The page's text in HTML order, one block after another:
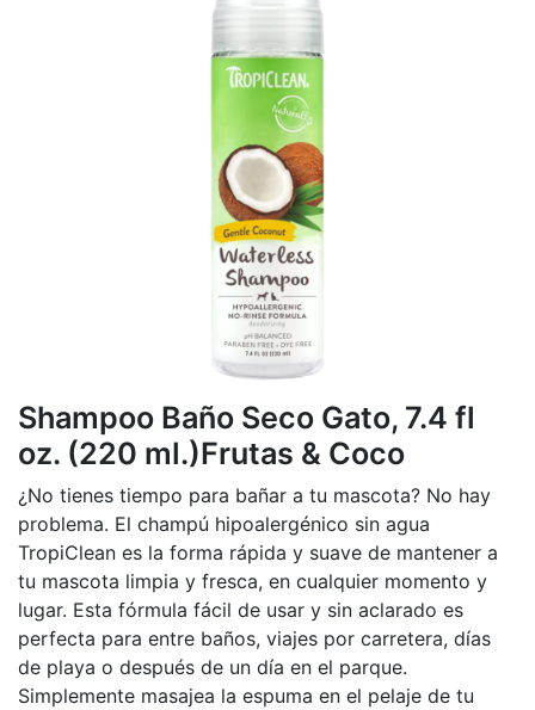
Shampoo Baño Seco Gato, 7.4 fl
oz. (220 ml.)Frutas & Coco
¿No tienes tiempo para bañar a tu mascota? No hay
problema. El champú hipoalergénico sin agua
TropiClean es la forma rápida y suave de mantener a
tu mascota limpia y fresca, en cualquier momento y
lugar. Esta fórmula fácil de usar y sin aclarado es
perfecta para entre baños, viajes por carretera, días
de playa o después de un día en el parque.
Simplemente masajea la espuma en el pelaje de tu